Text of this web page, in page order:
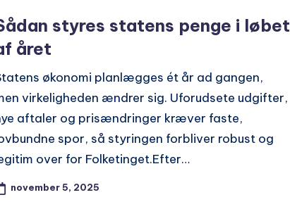
styres statens penge i løbet
året
økonomi planlægges ét år ad gangen,
virkeligheden ændrer sig. Uforudsete udgifter,
aftaler og prisændringer kræver faste,
spor, så styringen forbliver robust og
over for Folketinget.Efter…
november 5, 2025